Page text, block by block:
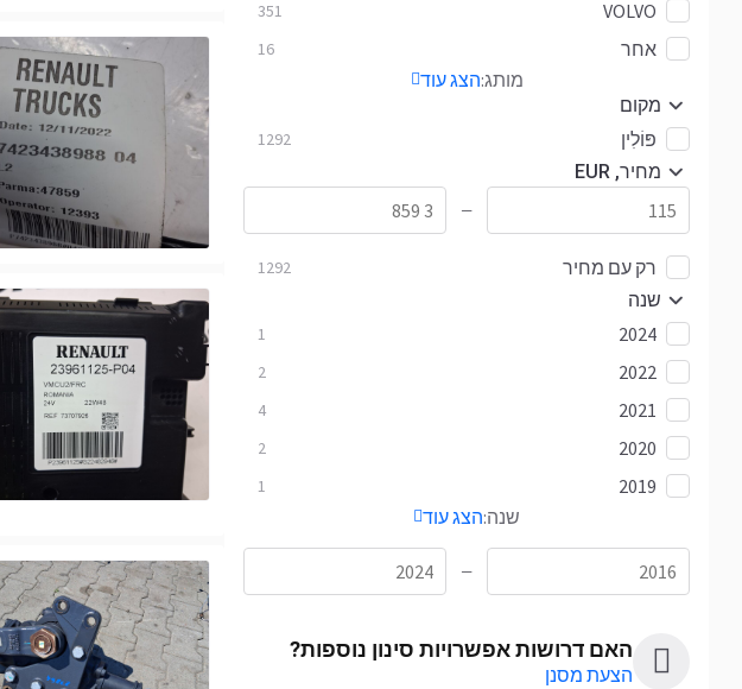
VOLVO
351
אחר 16
מותג:הצג עוד
מקום
פּוֹלִין 1292
מחיר, EUR
—
רק עם מחיר 1292
שנה
2024
1
2022
2
2021
4
2020
2
2019
1
שנה:הצג עוד
—
האם דרושות אפשרויות סינון נוספות?
הצעת מסנן